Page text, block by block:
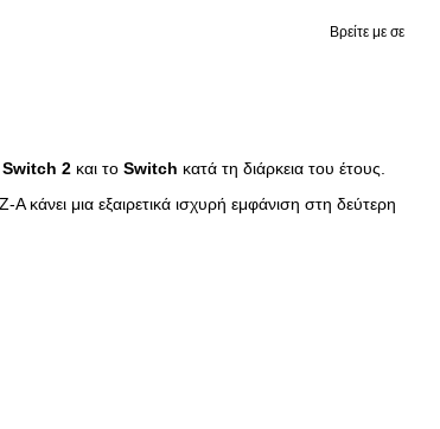
Βρείτε με σε
Switch 2 και το Switch κατά τη διάρκεια του έτους.
A κάνει μια εξαιρετικά ισχυρή εμφάνιση στη δεύτερη